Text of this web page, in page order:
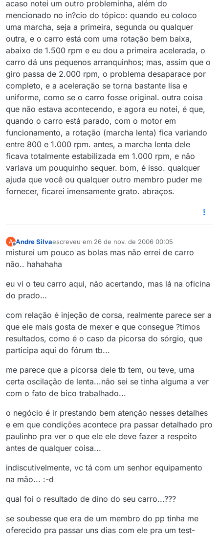
acaso notei um outro probleminha, além do
mencionado no in?cio do tópico: quando eu coloco
uma marcha, seja a primeira, segunda ou qualquer
outra, e o carro está com uma rotação bem baixa,
abaixo de 1.500 rpm e eu dou a primeira acelerada, o
carro dá uns pequenos arranquinhos; mas, assim que o
giro passa de 2.000 rpm, o problema desaparace por
completo, e a aceleração se torna bastante lisa e
uniforme, como se o carro fosse original. outra coisa
que não estava acontecendo, e agora eu notei, é que,
quando o carro está parado, com o motor em
funcionamento, a rotação (marcha lenta) fica variando
entre 800 e 1.000 rpm. antes, a marcha lenta dele
ficava totalmente estabilizada em 1.000 rpm, e não
variava um pouquinho sequer. bom, é isso. qualquer
ajuda que você ou qualquer outro membro puder me
fornecer, ficarei imensamente grato. abraços.
A
Offline
Andre Silvaescreveu em 26 de nov. de 2006 00:05
última edição por
misturei um pouco as bolas mas não errei de carro
não.. hahahaha
eu vi o teu carro aqui, não acertando, mas lá na oficina
do prado…
com relação é injeção de corsa, realmente parece ser a
que ele mais gosta de mexer e que consegue ?timos
resultados, como é o caso da picorsa do sórgio, que
participa aqui do fórum tb...
me parece que a picorsa dele tb tem, ou teve, uma
certa oscilação de lenta...não sei se tinha alguma a ver
com o fato de bico trabalhado...
o negócio é ir prestando bem atenção nesses detalhes
e em que condições acontece pra passar detalhado pro
paulinho pra ver o que ele ele deve fazer a respeito
antes de qualquer coisa...
indiscutivelmente, vc tá com um senhor equipamento
na mão... :-d
qual foi o resultado de dino do seu carro...???
se soubesse que era de um membro do pp tinha me
oferecido pra passar uns dias com ele pra um test-